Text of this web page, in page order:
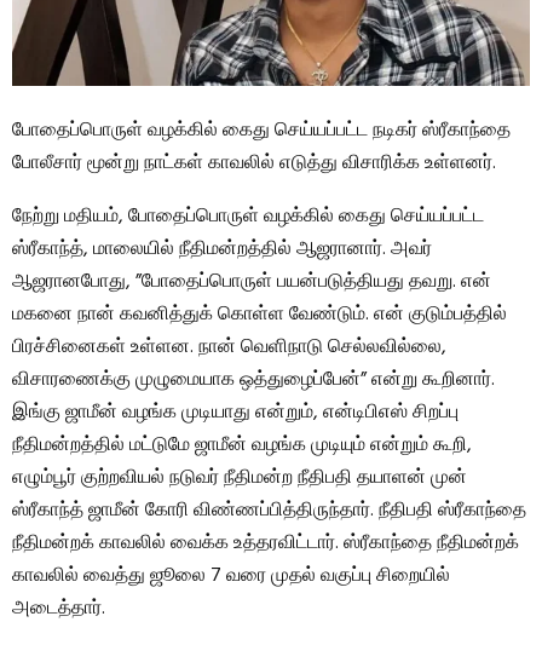
போதைப்பொருள் வழக்கில் கைது செய்யப்பட்ட நடிகர் ஸ்ரீகாந்தை
போலீசார் மூன்று நாட்கள் காவலில் எடுத்து விசாரிக்க உள்ளனர்.
நேற்று மதியம், போதைப்பொருள் வழக்கில் கைது செய்யப்பட்ட
ஸ்ரீகாந்த், மாலையில் நீதிமன்றத்தில் ஆஜரானார். அவர்
ஆஜரானபோது, ​​”போதைப்பொருள் பயன்படுத்தியது தவறு. என்
மகனை நான் கவனித்துக் கொள்ள வேண்டும். என் குடும்பத்தில்
பிரச்சினைகள் உள்ளன. நான் வெளிநாடு செல்லவில்லை,
விசாரணைக்கு முழுமையாக ஒத்துழைப்பேன்” என்று கூறினார்.
இங்கு ஜாமீன் வழங்க முடியாது என்றும், என்டிபிஎஸ் சிறப்பு
நீதிமன்றத்தில் மட்டுமே ஜாமீன் வழங்க முடியும் என்றும் கூறி,
எழும்பூர் குற்றவியல் நடுவர் நீதிமன்ற நீதிபதி தயாளன் முன்
ஸ்ரீகாந்த் ஜாமீன் கோரி விண்ணப்பித்திருந்தார். நீதிபதி ஸ்ரீகாந்தை
நீதிமன்றக் காவலில் வைக்க உத்தரவிட்டார். ஸ்ரீகாந்தை நீதிமன்றக்
காவலில் வைத்து ஜூலை 7 வரை முதல் வகுப்பு சிறையில்
அடைத்தார்.